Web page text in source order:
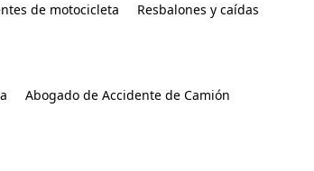
de motocicleta Resbalones y caídas
Abogado de Accidente de Camión